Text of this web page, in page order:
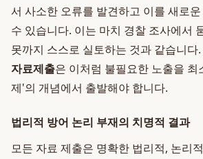
서 사소한 오류를 발견하고 이를 새로
수 있습니다. 이는 마치 경찰 조사에서
못까지 스스로 실토하는 것과 같습니다
자료제출은 이처럼 불필요한 노출을 최
제'의 개념에서 출발해야 합니다.
법리적 방어 논리 부재의 치명적 결과
모든 자료 제출은 명확한 법리적, 논리